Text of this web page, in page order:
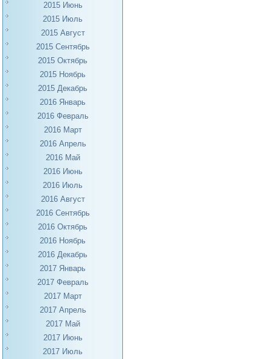
2015 Июнь
2015 Июль
2015 Август
2015 Сентябрь
2015 Октябрь
2015 Ноябрь
2015 Декабрь
2016 Январь
2016 Февраль
2016 Март
2016 Апрель
2016 Май
2016 Июнь
2016 Июль
2016 Август
2016 Сентябрь
2016 Октябрь
2016 Ноябрь
2016 Декабрь
2017 Январь
2017 Февраль
2017 Март
2017 Апрель
2017 Май
2017 Июнь
2017 Июль